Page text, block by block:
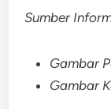
Sumber
Gambar
Gambar